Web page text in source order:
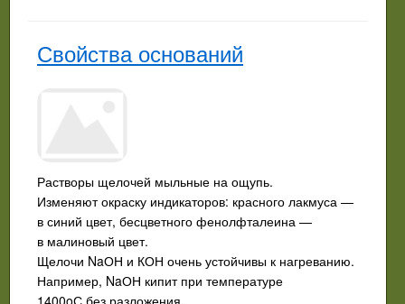
Свойства оснований
Растворы щелочей мыльные на ощупь.
Изменяют окраску индикаторов: красного лакмуса —
в синий цвет, бесцветного фенолфта­леина —
в малиновый цвет.
Щелочи NaОН и КОН очень устойчивы к нагреванию.
Например, NaОН кипит при температуре
1400oС без разложения.